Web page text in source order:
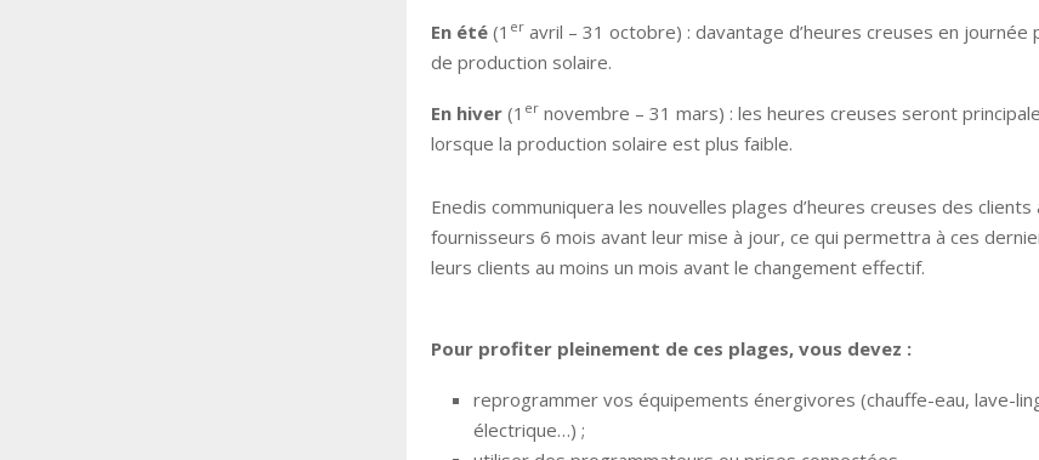
En été (1 er avril – 31 octobre) : davantage d’heures creuses en
de production solaire.
En hiver (1 er novembre – 31 mars) : les heures creuses seront
lorsque la production solaire est plus faible.
Enedis communiquera les nouvelles plages d’heures creuses des clients
fournisseurs 6 mois avant leur mise à jour, ce qui permettra à ces
leurs clients au moins un mois avant le changement effectif.
Pour profiter pleinement de ces plages, vous devez :
reprogrammer vos équipements énergivores (chauffe-eau, lave-
électrique…) ;